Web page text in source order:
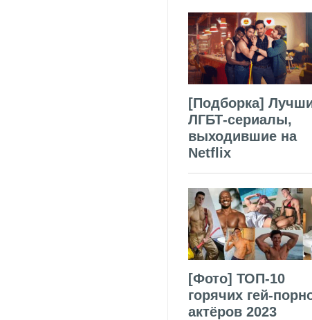
[Подборка]
ЛГБТ-сериалы,
выходившие на
Netflix
[Фото] ТОП-10
горячих гей-
актёров 2023